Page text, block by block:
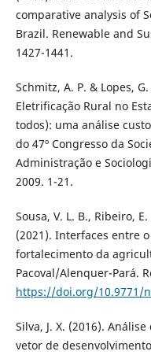
comparative analysis of
Brazil. Renewable and
1427-1441.
Schmitz, A. P. & Lopes,
Eletrificação Rural no
todos): uma análise
do 47º Congresso da
Administração e
2009. 1-21.
Sousa, V. L. B., Ribeiro,
(2021). Interfaces entre
fortalecimento da
Pacoval/Alenquer-Pará.
https://doi.org/10.9771/
Silva, J. X. (2016).
vetor de